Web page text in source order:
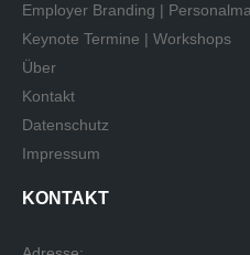
Employer Branding |
Keynote Termine | Workshops
Über
Kontakt
Datenschutz
Impressum
KONTAKT